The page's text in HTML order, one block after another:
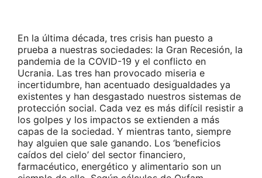
En la última década, tres crisis han puesto a
prueba a nuestras sociedades: la Gran Recesión, la
pandemia de la COVID-19 y el conflicto en
Ucrania. Las tres han provocado miseria e
incertidumbre, han acentuado desigualdades ya
existentes y han desgastado nuestros sistemas de
protección social. Cada vez es más difícil resistir a
los golpes y los impactos se extienden a más
capas de la sociedad. Y mientras tanto, siempre
hay alguien que sale ganando. Los ‘beneficios
caídos del cielo’ del sector financiero,
farmacéutico, energético y alimentario son un